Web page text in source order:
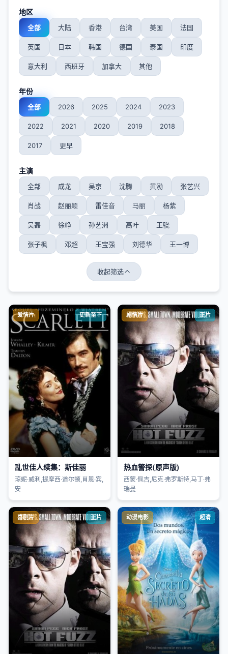
地区
全部 大陆 香港 台湾 美国 法国
英国 日本 韩国 德国 泰国 印度
意大利 西班牙 加拿大 其他
年份
全部 2026 2025 2024 2023
2022 2021 2020 2019 2018
2017 更早
主演
全部 成龙 吴京 沈腾 黄渤 张艺兴
肖战 赵丽颖 雷佳音 马丽 杨紫
吴磊 徐峥 孙艺洲 高叶 王骁
张子枫 邓超 王宝强 刘德华 王一博
收起筛选
爱情片 更新至下
乱世佳人续集：斯佳丽
琼妮·威利,提摩西·道尔顿,肖恩·宾,
安
剧情片 正片
热血警探(原声版)
西蒙·佩吉,尼克·弗罗斯特,马丁·弗
瑞曼
喜剧片 正片 动漫电影 超清